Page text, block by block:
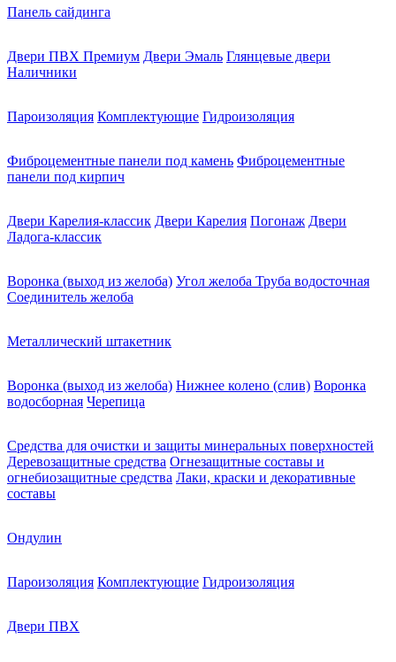
Панель сайдинга
Двери ПВХ Премиум Двери Эмаль Глянцевые двери
Наличники
Пароизоляция Комплектующие Гидроизоляция
Фиброцементные панели под камень Фиброцементные
панели под кирпич
Двери Карелия-классик Двери Карелия Погонаж Двери
Ладога-классик
Воронка (выход из желоба) Угол желоба Труба водосточная
Соединитель желоба
Металлический штакетник
Воронка (выход из желоба) Нижнее колено (слив) Воронка
водосборная Черепица
Средства для очистки и защиты минеральных поверхностей
Деревозащитные средства Огнезащитные составы и
огнебиозащитные средства Лаки, краски и декоративные
составы
Ондулин
Пароизоляция Комплектующие Гидроизоляция
Двери ПВХ